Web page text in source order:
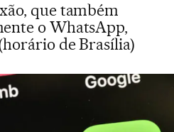
que também
o WhatsApp,
de Brasília)